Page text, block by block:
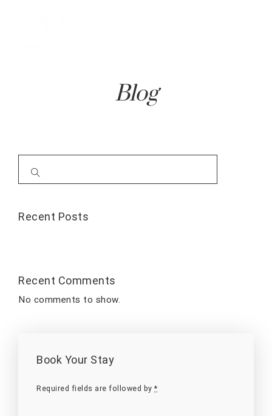
Blog
Recent Posts
Recent Comments
No comments to show.
Book Your Stay
Required fields are followed by *